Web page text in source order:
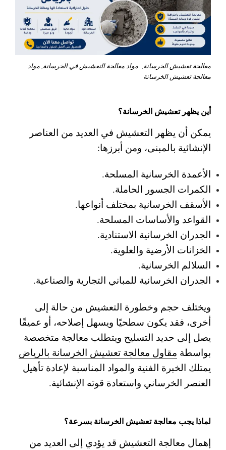
معالجة تعشيش الخرسانة, مواد معالجة التعشيش في الخرسانة, مواد
معالجة تعشيش الخرسانة
أين يظهر تعشيش الخرسانة؟
يمكن أن يظهر التعشيش في العديد من العناصر
الإنشائية بالمبنى، ومن أبرزها:
الأعمدة الخرسانية المسلحة.
الكمرات الجسور الحاملة.
الأسقف الخرسانية بمختلف أنواعها.
القواعد والأساسات المسلحة.
الجدران الخرسانية الاستنادية.
الخزانات الأرضية والعلوية.
السلالم الخرسانية.
الجدران الخرسانية للمباني التجارية والصناعية.
ويختلف حجم وخطورة التعشيش من حالة إلى
أخرى، فقد يكون سطحيًا ويسهل إصلاحه، أو عميقًا
يصل إلى حديد التسليح ويتطلب معالجة متخصصة
بواسطة مقاول معالجة تعشيش الخرسانة بالرياض
يمتلك الخبرة الفنية والمواد المناسبة لإعادة تأهيل
العنصر الخرساني واستعادة قوته الإنشائية.
لماذا يجب معالجة تعشيش الخرسانة بسرعة؟
إهمال معالجة التعشيش قد يؤدي إلى العديد من